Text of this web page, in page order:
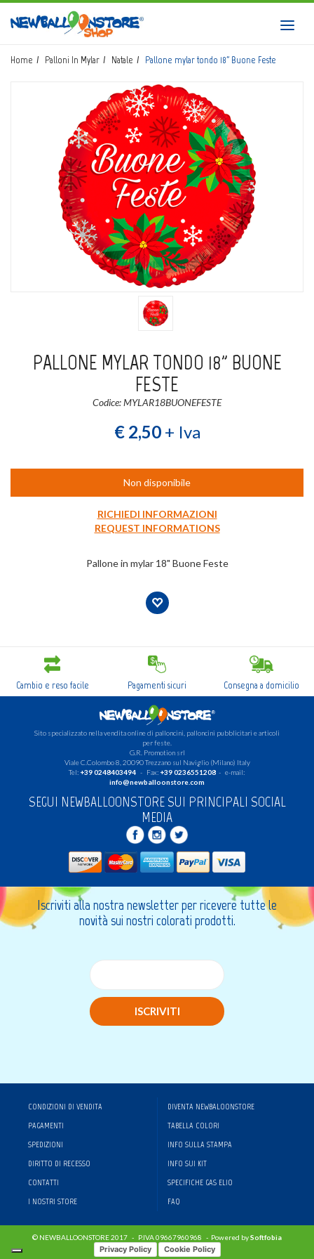
HOME
SHOP
CATALOGO
CHI SIAMO
CORSI BALLOON ART
INVIO LOGO
CONTATTI
EVENTI NBS
Wishlist
Home Palloni In Mylar Natale Pallone mylar tondo 18" Buone Feste
PALLONE MYLAR TONDO 18" BUONE
FESTE
Codice: MYLAR18BUONEFESTE
€ 2,50+ Iva
Non disponibile
RICHIEDI INFORMAZIONI
REQUEST INFORMATIONS
Pallone in mylar 18" Buone Feste
Cambio e reso facile Pagamenti sicuri Consegna a domicilio
Sito specializzato nella vendita online di palloncini, palloncini pubblicitari e articoli
per feste.
G.R. Promotion srl
Viale C.Colombo 8, 20090 Trezzano sul Naviglio (Milano) Italy
Tel:+39 0248403494- Fax:+39 0236551208- e-mail:
info@newballoonstore.com
SEGUI NEWBALLOONSTORE SUI PRINCIPALI SOCIAL
MEDIA
Iscriviti alla nostra newsletter per ricevere tutte le
novità sui nostri colorati prodotti.
ISCRIVITI
CONDIZIONI DI VENDITA
PAGAMENTI
SPEDIZIONI
DIRITTO DI RECESSO
CONTATTI
I NOSTRI STORE
DIVENTA NEWBALOONSTORE
TABELLA COLORI
INFO SULLA STAMPA
INFO SUI KIT
SPECIFICHE GAS ELIO
FAQ
© NEWBALLOONSTORE 2017 - P.IVA 09667960968 - Powered bySoftfobia
Privacy Policy Cookie Policy